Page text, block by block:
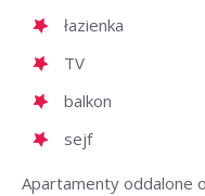
łazienka
TV
balkon
sejf
Apartamenty oddalone